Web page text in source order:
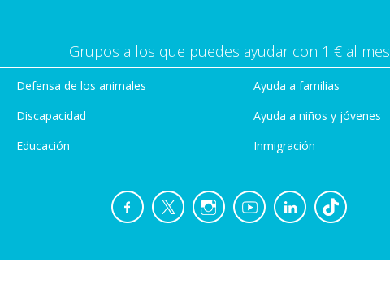
Grupos a los que puedes ayudar con 1 € al mes
Defensa de los animales
Discapacidad
Educación
Ayuda a familias
Ayuda a niños y jóvenes
Inmigración